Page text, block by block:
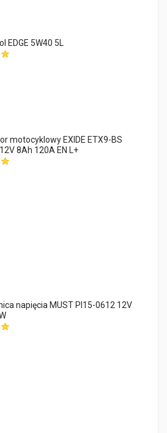
EDGE 5W40 5L
motocyklowy EXIDE ETX9-BS
8Ah 120A EN L+
napięcia MUST PI15-0612 12V